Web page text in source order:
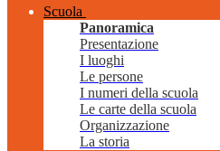
Scuola
Panoramica
Presentazione
I luoghi
Le persone
I numeri della scuola
Le carte della scuola
Organizzazione
La storia